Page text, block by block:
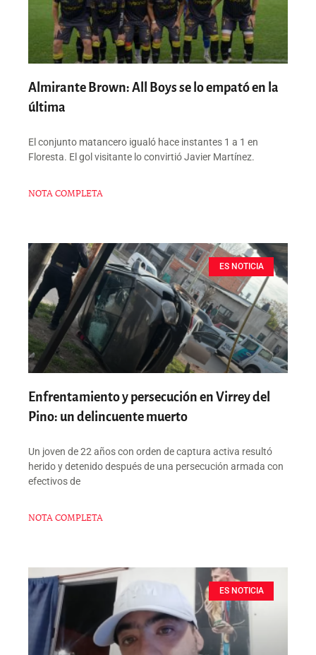
Almirante Brown: All Boys se lo empató en la
última
El conjunto matancero igualó hace instantes 1 a 1 en
Floresta. El gol visitante lo convirtió Javier Martínez.
NOTA COMPLETA
ES NOTICIA
Enfrentamiento y persecución en Virrey del
Pino: un delincuente muerto
Un joven de 22 años con orden de captura activa resultó
herido y detenido después de una persecución armada con
efectivos de
NOTA COMPLETA
ES NOTICIA